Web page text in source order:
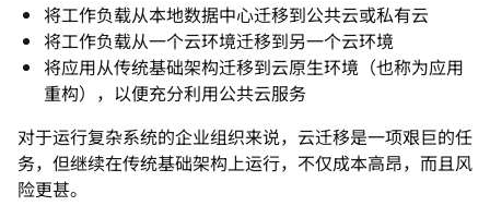
将工作负载从本地数据中心迁移到公共云或私有云
将工作负载从一个云环境迁移到另一个云环境
将应用从传统基础架构迁移到云原生环境（也称为应用
重构），以便充分利用公共云服务
对于运行复杂系统的企业组织来说，云迁移是一项艰巨的任
务，但继续在传统基础架构上运行，不仅成本高昂，而且风
险更甚。